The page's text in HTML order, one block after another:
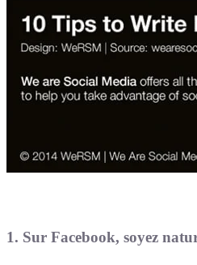
1. Sur Facebook, soyez